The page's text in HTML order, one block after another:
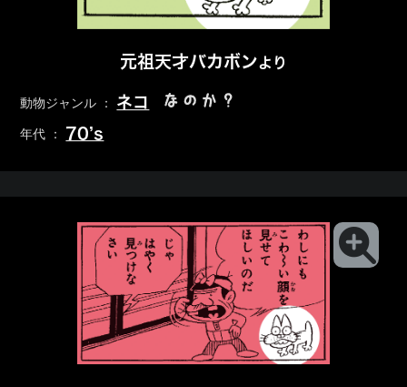
元祖天才バカボンより
動物ジャンル ： ネコ なのか？
年代 ： 70’s